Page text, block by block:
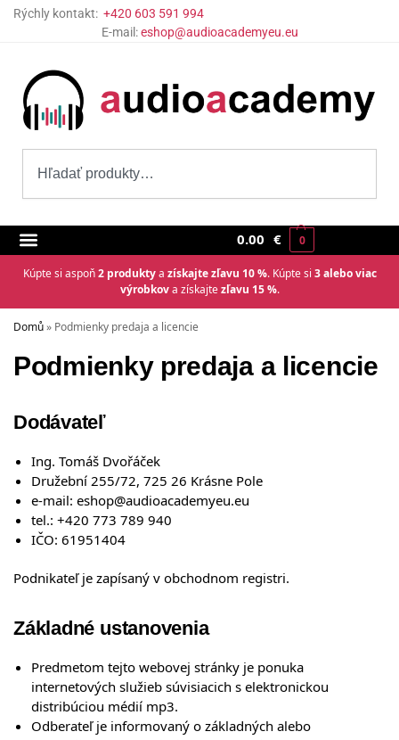
Rýchly kontakt: +420 603 591 994
E-mail:eshop@audioacademyeu.eu
0.00 € 0
Kúpte si aspoň2 produktya získajte zľavu 10 %. Kúpte si 3 alebo viac
výrobkova získajtezľavu 15 %.
Domů» Podmienky predaja a licencie
Podmienky predaja a licencie
Dodávateľ
Ing. Tomáš Dvořáček
Družební 255/72, 725 26 Krásne Pole
e-mail: eshop@audioacademyeu.eu
tel.: +420 773 789 940
IČO: 61951404
Podnikateľ je zapísaný v obchodnom registri.
Základné ustanovenia
Predmetom tejto webovej stránky je ponuka
internetových služieb súvisiacich s elektronickou
distribúciou médií mp3.
Odberateľ je informovaný o základných alebo